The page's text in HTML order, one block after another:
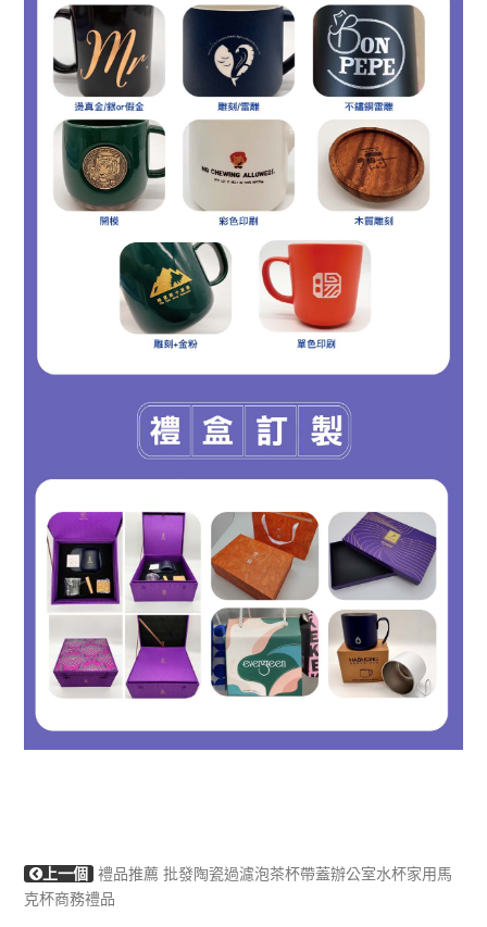
上一個
禮品推薦 批發陶瓷過濾泡茶杯帶蓋辦公室水杯家用馬
克杯商務禮品